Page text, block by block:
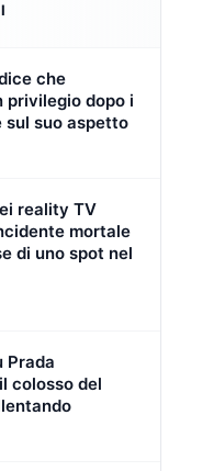
che
privilegio dopo i
sul suo aspetto
reality TV
mortale
di uno spot nel
Prada
colosso del